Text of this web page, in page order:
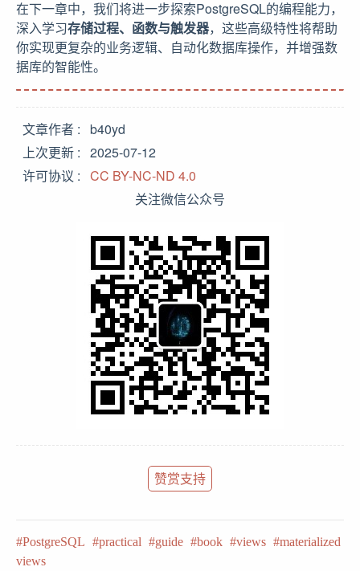
在下一章中，我们将进一步探索PostgreSQL的编程能力，
深入学习存储过程、函数与触发器，这些高级特性将帮助
你实现更复杂的业务逻辑、自动化数据库操作，并增强数
据库的智能性。
文章作者
b40yd
上次更新
2025-07-12
许可协议
CC BY-NC-ND 4.0
关注微信公众号
赞赏支持
PostgreSQL practical guide book views
materialized
views